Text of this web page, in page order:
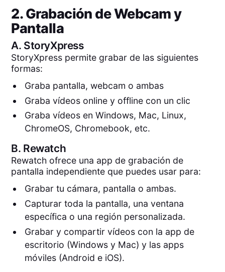
2. Grabación de Webcam y
Pantalla
A. StoryXpress
StoryXpress permite grabar de las siguientes
formas:
Graba pantalla, webcam o ambas
Graba vídeos online y offline con un clic
Graba vídeos en Windows, Mac, Linux,
ChromeOS, Chromebook, etc.
B. Rewatch
Rewatch ofrece una app de grabación de
pantalla independiente que puedes usar para:
Grabar tu cámara, pantalla o ambas.
Capturar toda la pantalla, una ventana
específica o una región personalizada.
Grabar y compartir vídeos con la app de
escritorio (Windows y Mac) y las apps
móviles (Android e iOS).